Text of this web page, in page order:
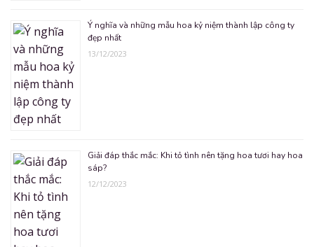
Ý nghĩa và những mẫu hoa kỷ niệm thành lập công ty
đẹp nhất
13/12/2023
Giải đáp thắc mắc: Khi tỏ tình nên tặng hoa tươi hay hoa
sáp?
12/12/2023